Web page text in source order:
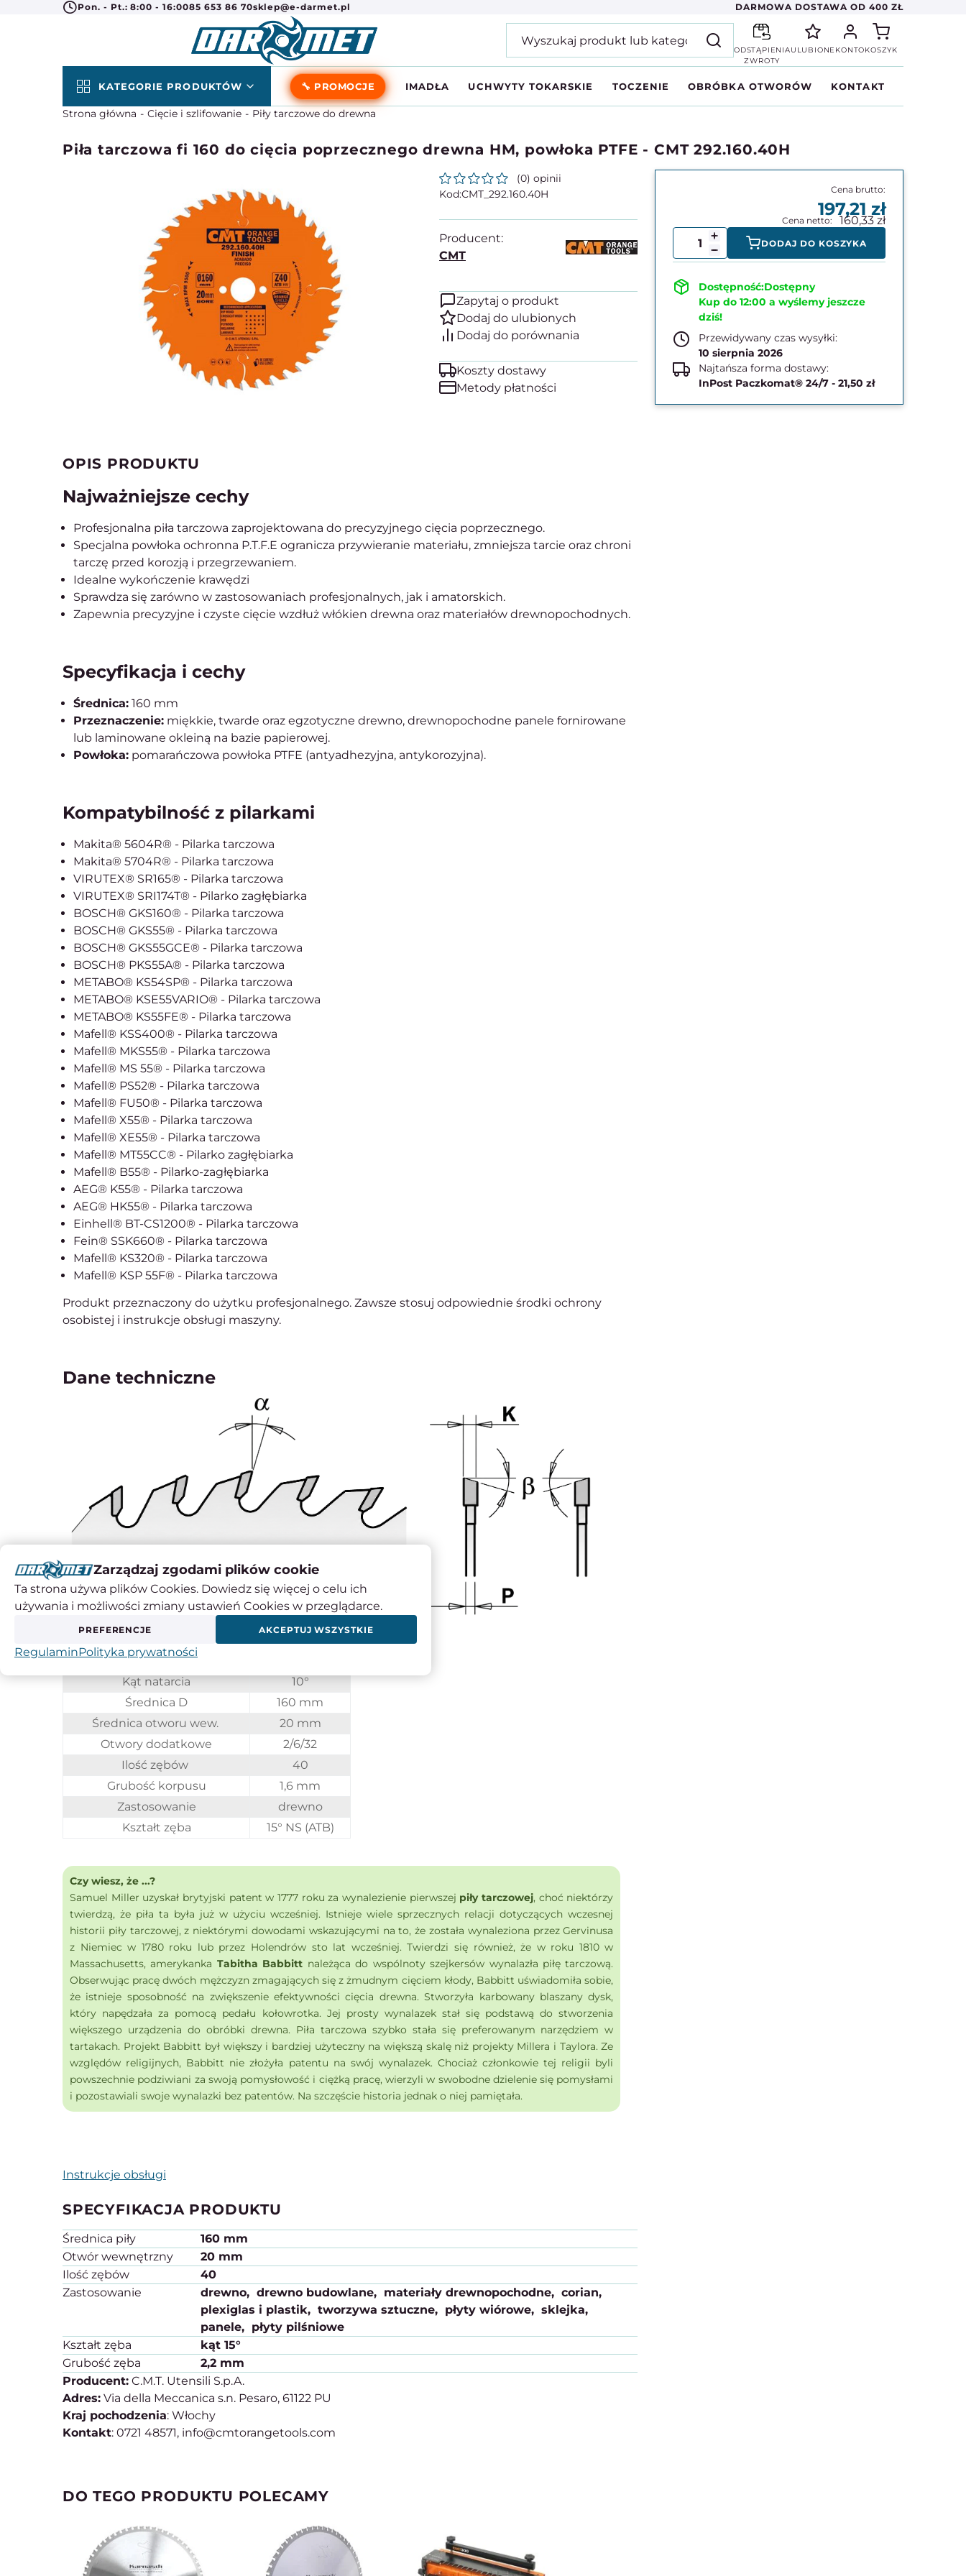
Pon. - Pt.: 8:00 - 16:0085 653 86 70sklep@e-darmet.pl DARMOWA DOSTAWA OD 400 ZŁ
ODSTĄPIENIA
ZWROTY
ULUBIONE KONTOKOSZYK
KATEGORIE PRODUKTÓW 🔧 PROMOCJE IMADŁA UCHWYTY TOKARSKIE TOCZENIE OBRÓBKA OTWORÓW KONTAKT
Strona główna Cięcie i szlifowanie Piły tarczowe do drewna
Piła tarczowa fi 160 do cięcia poprzecznego drewna HM, powłoka PTFE - CMT 292.160.40H
(0) opinii
CMT_292.160.40H
Producent:
CMT
Zapytaj o produkt
Koszty dostawy
Metody płatności
197,21
160,33
DODAJ DO KOSZYKA
Dostępny
Kup do 12:00 a wyślemy jeszcze
dziś!
Przewidywany czas wysyłki:
10 sierpnia 2026
Najtańsza forma dostawy:
InPost Paczkomat® 24/7 - 21,50 zł
OPIS PRODUKTU
Najważniejsze cechy
Profesjonalna piła tarczowa zaprojektowana do precyzyjnego cięcia poprzecznego.
Specjalna powłoka ochronna P.T.F.E ogranicza przywieranie materiału, zmniejsza tarcie oraz chroni
tarczę przed korozją i przegrzewaniem.
Idealne wykończenie krawędzi
Sprawdza się zarówno w zastosowaniach profesjonalnych, jak i amatorskich.
Zapewnia precyzyjne i czyste cięcie wzdłuż włókien drewna oraz materiałów drewnopochodnych.
Specyfikacja i cechy
Średnica: 160 mm
Przeznaczenie: miękkie, twarde oraz egzotyczne drewno, drewnopochodne panele fornirowane
lub laminowane okleiną na bazie papierowej.
Powłoka: pomarańczowa powłoka PTFE (antyadhezyjna, antykorozyjna).
Kompatybilność z pilarkami
Makita® 5604R® - Pilarka tarczowa
Makita® 5704R® - Pilarka tarczowa
VIRUTEX® SR165® - Pilarka tarczowa
VIRUTEX® SRI174T® - Pilarko zagłębiarka
BOSCH® GKS160® - Pilarka tarczowa
BOSCH® GKS55® - Pilarka tarczowa
BOSCH® GKS55GCE® - Pilarka tarczowa
BOSCH® PKS55A® - Pilarka tarczowa
METABO® KS54SP® - Pilarka tarczowa
METABO® KSE55VARIO® - Pilarka tarczowa
METABO® KS55FE® - Pilarka tarczowa
Mafell® KSS400® - Pilarka tarczowa
Mafell® MKS55® - Pilarka tarczowa
Mafell® MS 55® - Pilarka tarczowa
Mafell® PS52® - Pilarka tarczowa
Mafell® FU50® - Pilarka tarczowa
Mafell® X55® - Pilarka tarczowa
Mafell® XE55® - Pilarka tarczowa
Mafell® MT55CC® - Pilarko zagłębiarka
Mafell® B55® - Pilarko-zagłębiarka
AEG® K55® - Pilarka tarczowa
AEG® HK55® - Pilarka tarczowa
Einhell® BT-CS1200® - Pilarka tarczowa
Fein® SSK660® - Pilarka tarczowa
Mafell® KS320® - Pilarka tarczowa
Mafell® KSP 55F® - Pilarka tarczowa
Produkt przeznaczony do użytku profesjonalnego. Zawsze stosuj odpowiednie środki ochrony
osobistej i instrukcje obsługi maszyny.
Dane techniczne
Grubość zęba
Kąt natarcia
10°
Średnica D
160 mm
Średnica otworu wew.
20 mm
Otwory dodatkowe
2/6/32
Ilość zębów
40
Grubość korpusu
1,6 mm
Zastosowanie
drewno
Kształt zęba
15° NS (ATB)
Czy wiesz, że ...?
Samuel Miller uzyskał brytyjski patent w 1777 roku za wynalezienie pierwszej piły tarczowej, choć niektórzy
twierdzą, że piła ta była już w użyciu wcześniej. Istnieje wiele sprzecznych relacji dotyczących wczesnej
historii piły tarczowej, z niektórymi dowodami wskazującymi na to, że została wynaleziona przez Gervinusa
z Niemiec w 1780 roku lub przez Holendrów sto lat wcześniej. Twierdzi się również, że w roku 1810 w
Massachusetts, amerykanka Tabitha Babbitt należąca do wspólnoty szejkersów wynalazła piłę tarczową.
Obserwując pracę dwóch mężczyzn zmagających się z żmudnym cięciem kłody, Babbitt uświadomiła sobie,
że istnieje sposobność na zwiększenie efektywności cięcia drewna. Stworzyła karbowany blaszany dysk,
który napędzała za pomocą pedału kołowrotka. Jej prosty wynalazek stał się podstawą do stworzenia
większego urządzenia do obróbki drewna. Piła tarczowa szybko stała się preferowanym narzędziem w
tartakach. Projekt Babbitt był większy i bardziej użyteczny na większą skalę niż projekty Millera i Taylora. Ze
względów religijnych, Babbitt nie złożyła patentu na swój wynalazek. Chociaż członkowie tej religii byli
powszechnie podziwiani za swoją pomysłowość i ciężką pracę, wierzyli w swobodne dzielenie się pomysłami
i pozostawiali swoje wynalazki bez patentów. Na szczęście historia jednak o niej pamiętała.
Instrukcje obsługi
SPECYFIKACJA PRODUKTU
Średnica piły
160 mm
Otwór wewnętrzny
20 mm
Ilość zębów
40
Zastosowanie
drewno drewno budowlane materiały drewnopochodne
corian
plexiglas i plastik
tworzywa sztuczne płyty wiórowe
sklejka
panele
płyty pilśniowe
Kształt zęba
kąt 15°
Grubość zęba
2,2 mm
Producent: C.M.T. Utensili S.p.A.
Adres: Via della Meccanica s.n. Pesaro, 61122 PU
Kraj pochodzenia: Włochy
Kontakt: 0721 48571, info@cmtorangetools.com
DO TEGO PRODUKTU POLECAMY
Zarządzaj zgodami plików cookie
Ta strona używa plików Cookies. Dowiedz się więcej o celu ich
używania i możliwości zmiany ustawień Cookies w przeglądarce.
PREFERENCJE AKCEPTUJ WSZYSTKIE
RegulaminPolityka prywatności